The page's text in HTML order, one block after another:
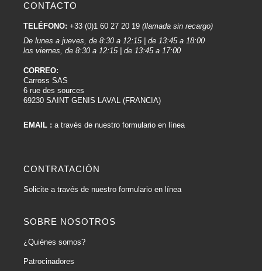
CONTACTO
TELÉFONO: +33 (0)1 60 27 20 19 (llamada sin recargo)
De lunes a jueves, de 8:30 a 12:15 | de 13:45 a 18:00
los viernes, de 8:30 a 12:15 | de 13:45 a 17:00
CORREO:
Carross SAS
6 rue des sources
69230 SAINT GENIS LAVAL (FRANCIA)
EMAIL : a través de nuestro formulario en línea
CONTRATACIÓN
Solicite a través de nuestro formulario en línea
SOBRE NOSOTROS
¿Quiénes somos?
Patrocinadores